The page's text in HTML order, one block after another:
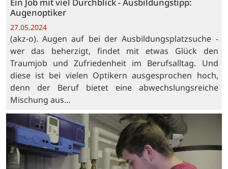
Augenoptiker
27.05.2024
(akz-o). Augen auf bei der Ausbildungsplatzsuche -
wer das beherzigt, findet mit etwas Glück den
Traumjob und Zufriedenheit im Berufsalltag. Und
diese ist bei vielen Optikern ausgesprochen hoch,
denn der Beruf bietet eine abwechslungsreiche
Mischung aus…